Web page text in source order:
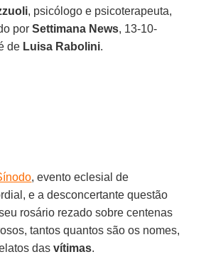
, psicólogo e psicoterapeuta,
porSettimana News, 13-10-
de Luisa Rabolini.
, evento eclesial de
e a desconcertante questão
rosário rezado sobre centenas
tantos quantos são os nomes,
dasvítimas.